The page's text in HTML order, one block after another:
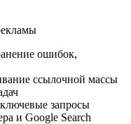
ошибок,
ссылочной массы
запросы
и Google Search